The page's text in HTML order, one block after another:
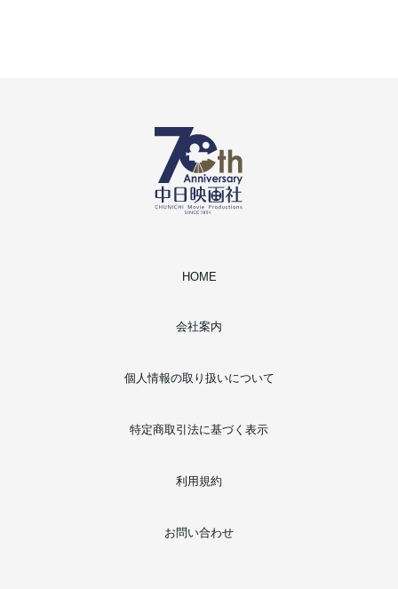
HOME
会社案内
個人情報の取り扱いについて
特定商取引法に基づく表示
利用規約
お問い合わせ